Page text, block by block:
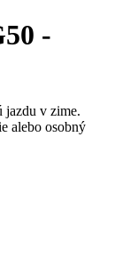
-
jazdu v zime.
alebo osobný